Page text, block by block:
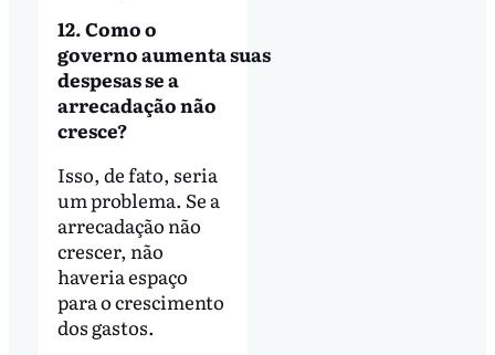
12. Como o
governo aumenta suas
despesas se a
arrecadação não
cresce?
Isso, de fato, seria
um problema. Se a
arrecadação não
crescer, não
haveria espaço
para o crescimento
dos gastos.